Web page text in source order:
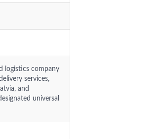
logistics company
services,
and
universal